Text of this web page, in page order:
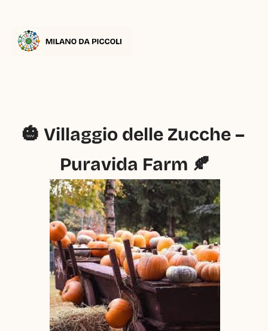
🎃 Villaggio delle Zucche –
Puravida Farm 🍂